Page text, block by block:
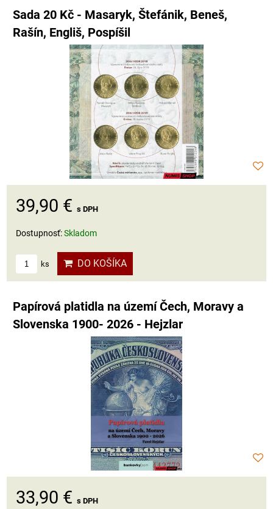
Sada 20 Kč - Masaryk, Štefánik, Beneš,
Rašín, Engliš, Pospíšil
39,90 € s DPH
Dostupnosť:Skladom
ks DO KOŠÍKA
Papírová platidla na území Čech, Moravy a
Slovenska 1900- 2026 - Hejzlar
33,90 € s DPH